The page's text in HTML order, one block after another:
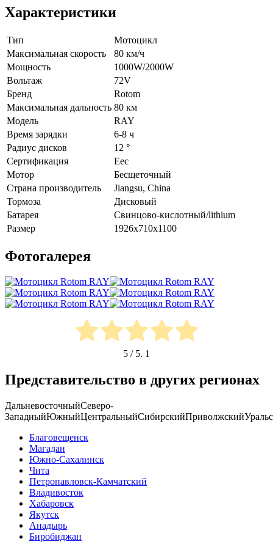
Характеристики
Тип
Мотоцикл
Максимальная скорость
80 км/ч
Мощность
1000W/2000W
Вольтаж
72V
Бренд
Rotom
Максимальная дальность 80 км
Модель
RAY
Время зарядки
6-8 ч
Радиус дисков
12 °
Сертификация
Eec
Мотор
Бесщеточный
Страна производитель
Jiangsu, China
Тормоза
Дисковый
Батарея
Свинцово-кислотный/lithium
Размер
1926x710x1100
Фотогалерея
5 / 5. 1
Представительство в других регионах
ДальневосточныйСеверо-
ЗападныйЮжныйЦентральныйСибирскийПриволжский
Благовещенск
Магадан
Южно-Сахалинск
Чита
Петропавловск-Камчатский
Владивосток
Хабаровск
Якутск
Анадырь
Биробиджан